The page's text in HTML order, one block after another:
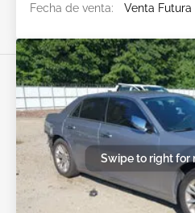
Fecha de venta:
Venta Futura
Swipe to right for